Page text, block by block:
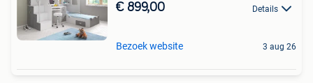
€ 899,00 Details
Bezoek website 3 aug 26